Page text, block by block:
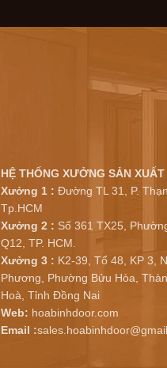
HỆ THỐNG XƯỞNG SẢN XUẤT
Xưởng 1 : Đường TL 31, P.
Tp.HCM
Xưởng 2 : Số 361 TX25,
Q12, TP. HCM.
Xưởng 3 : K2-39, Tổ 48, KP 3,
Phương, Phường Bửu Hòa,
Hoà, Tỉnh Đồng Nai
Web: hoabinhdoor.com
Email :